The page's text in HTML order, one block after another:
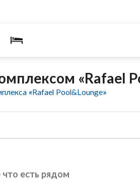
«Rafael
«Rafael Pool&Lounge»
что есть рядом